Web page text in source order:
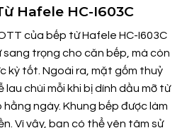
Hafele HC-I603C
của bếp từ Hafele HC-I603C
trọng cho căn bếp, mà còn
kỳ tốt. Ngoài ra, mặt gốm thuỷ
chùi mỗi khi bị dính dầu mỡ từ
ngày. Khung bếp được làm
Vì vậy, bạn có thể yên tâm sử